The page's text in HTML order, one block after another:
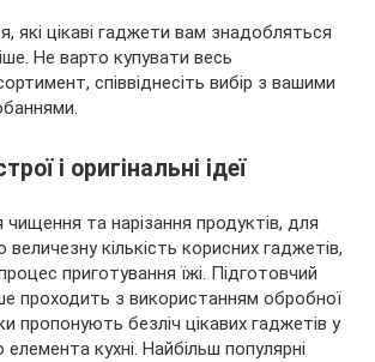
які цікаві гаджети вам знадобляться
Не варто купувати весь
співвіднесіть вибір з вашими
і оригінальні ідеї
чищення та нарізання продуктів, для
величезну кількість корисних гаджетів,
приготування їжі. Підготовчий
проходить з використанням обробної
пропонують безліч цікавих гаджетів у
елемента кухні. Найбільш популярні